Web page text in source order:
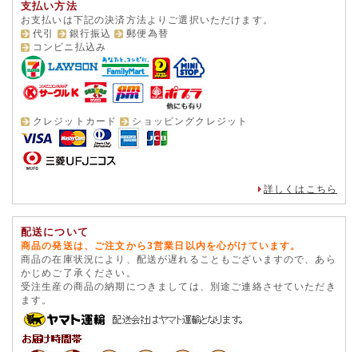
支払い方法
お支払いは下記の決済方法よりご選択いただけます。
代引
銀行振込
郵便為替
コンビニ払込み
クレジットカード ショッピングクレジット
詳しくはこちら
配送について
商品の発送は、ご注文から3営業日以内を心がけています。
商品の在庫状況により、配送が遅れることもございますので、あら
かじめご了承ください。
受注生産の商品の納期につきましては、別途ご連絡させていただき
ます。